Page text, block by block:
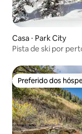
Casa ⋅ Park City
Pista de ski por
Preferido dos
Preferido dos